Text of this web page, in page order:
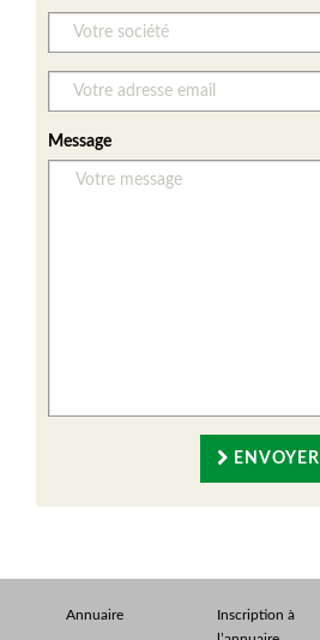
Message
ENVOYER
Annuaire
Inscription à